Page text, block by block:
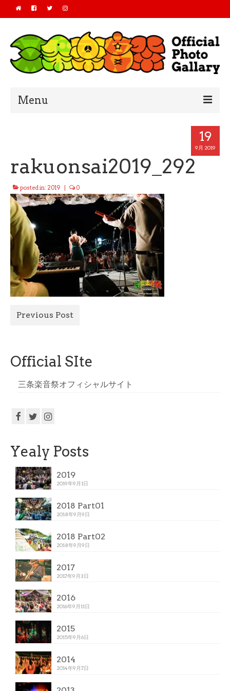
Menu
2018
2017
2016
All Photo
Official Site
19
9月 2019
rakuonsai2019_292
posted in: 2019 0
Previous Post
Official SIte
三条楽音祭オフィシャルサイト
Yealy Posts
2019
2019年9月1日
2018 Part01
2018年9月9日
2018 Part02
2018年9月9日
2017
2017年9月3日
2016
2016年9月11日
2015
2015年9月6日
2014
2014年9月7日